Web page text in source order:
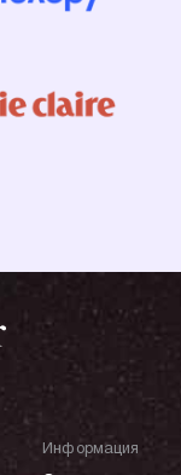
Информация